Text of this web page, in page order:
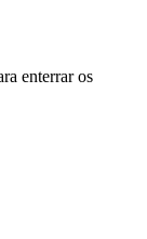
enterrar os